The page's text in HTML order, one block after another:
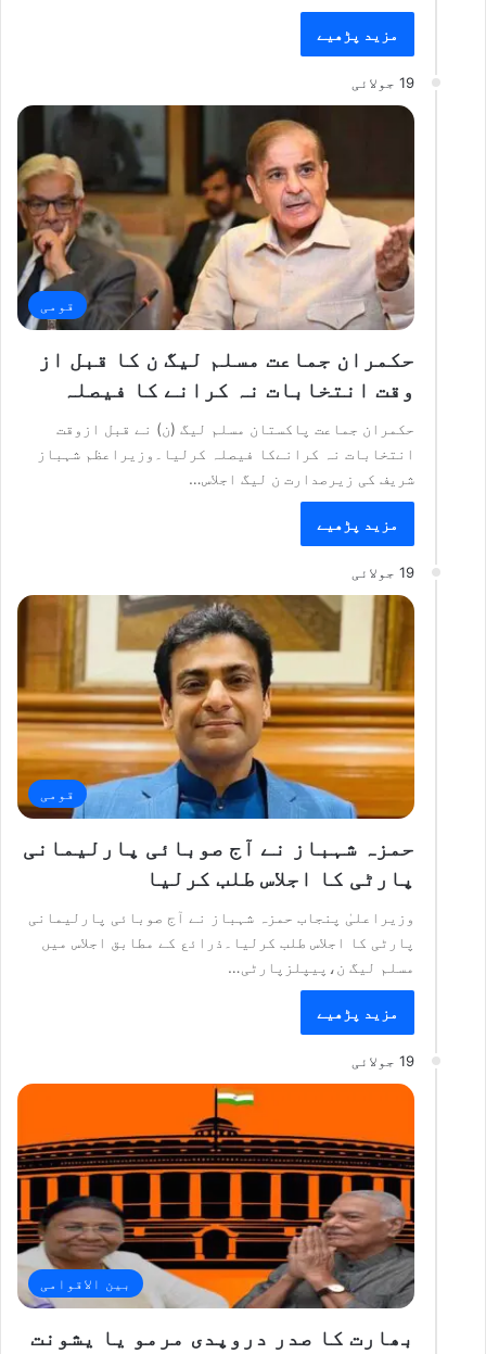
مزید پڑھیے
19 جولائی
قومی
حکمران جماعت مسلم لیگ ن کا قبل از
وقت انتخابات نہ کرانے کا فیصلہ
حکمران جماعت پاکستان مسلم لیگ (ن) نے قبل ازوقت
انتخابات نہ کرانےکا فیصلہ کرلیا۔وزیراعظم شہباز
شریف کی زیرصدارت ن لیگ اجلاس…
مزید پڑھیے
19 جولائی
قومی
حمزہ شہباز نے آج صوبائی پارلیمانی
پارٹی کا اجلاس طلب کرلیا
وزیراعلیٰ پنجاب حمزہ شہباز نے آج صوبائی پارلیمانی
پارٹی کا اجلاس طلب کرلیا۔ذرائع کے مطابق اجلاس میں
مسلم لیگ ن،پیپلزپارٹی…
مزید پڑھیے
19 جولائی
بین الاقوامی
بھارت کا صدر دروپدی مرمو یا یشونت